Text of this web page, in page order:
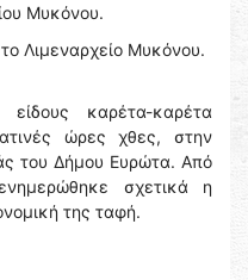
Μυκόνου.
Λιμεναρχείο Μυκόνου.
καρέτα-καρέτα
ώρες χθες, στην
του Δήμου Ευρώτα. Aπό
σχετικά η
της ταφή.